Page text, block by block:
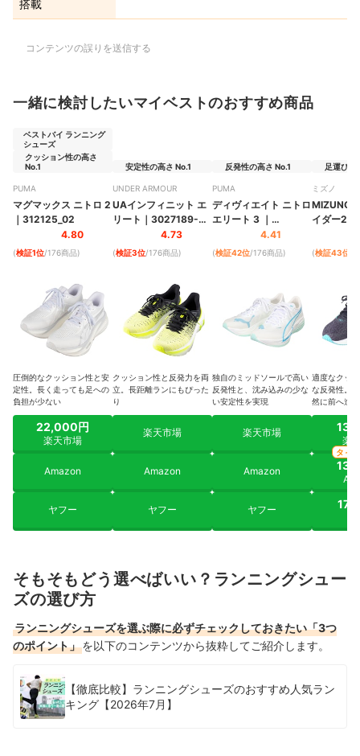
搭載
コンテンツの誤りを送信する
一緒に検討したいマイベストのおすすめ商品
ベストバイ ランニング
シューズ
クッション性の高さ
No.1
PUMA
マグマックス ニトロ 2
｜ 312125_02
4.80
(検証1位/176商品)
圧倒的なクッション性と安
定性。長く走っても足への
負担が少ない
22,000円
楽天市場
Amazon
ヤフー
安定性の高さ No.1
UNDER ARMOUR
UAインフィニット エ
リート ｜ 3027189-
4.73
(検証3位/176商品)
クッション性と反発力を両
立。長距離ランにもぴった
り
楽天市場
Amazon
ヤフー
反発性の高さ No.1
PUMA
ディヴィエイト ニトロ
エリート 3 ｜
309809_084.41
(検証42位/176商品)
独自のミッドソールで高い
反発性と、沈み込みの少な
い安定性を実現
楽天市場
Amazon
ヤフー
足運びの
ミズノ
MIZUNO
イダー29
(検証43位
適度なクッ
な反発性。
然に前へ進む
楽
タイ
そもそもどう選べばいい？ランニングシュー
ズの選び方
ランニングシューズを選ぶ際に必ずチェックしておきたい「3つ
のポイント」を以下のコンテンツから抜粋してご紹介します。
【徹底比較】ランニングシューズのおすすめ人気ラン
キング【2026年7月】